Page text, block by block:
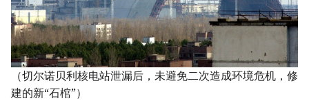
（切尔诺贝利核电站泄漏后，未避免二次造成环境危机，修
建的新“石棺”）